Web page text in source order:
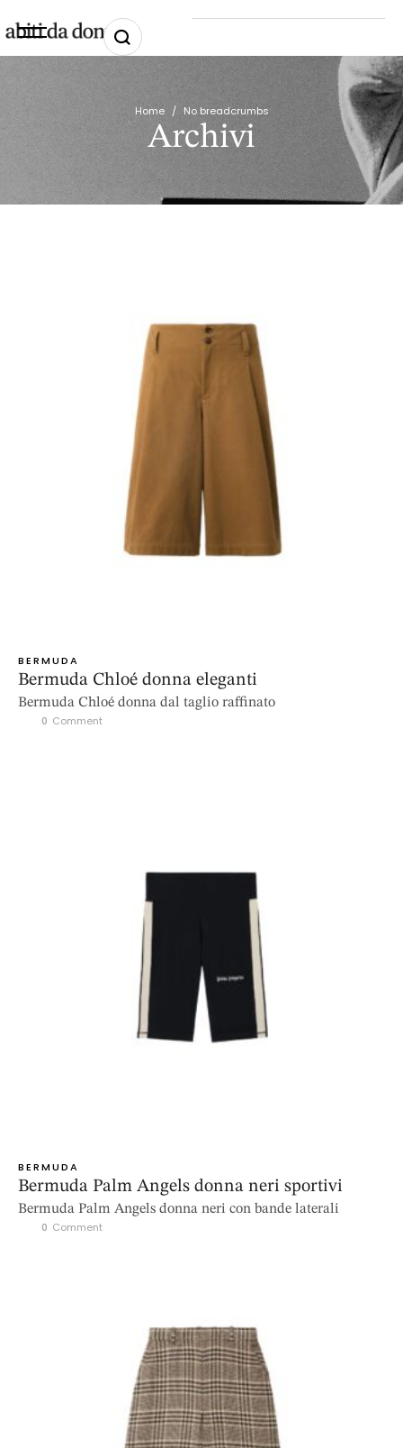
Home / No breadcrumbs
Archivi
BERMUDA
Bermuda Chloé donna eleganti
Bermuda Chloé donna dal taglio raffinato
0 Comment
BERMUDA
Bermuda Palm Angels donna neri sportivi
Bermuda Palm Angels donna neri con bande laterali
0 Comment